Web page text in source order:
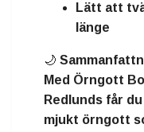
Lätt att
länge
🌙
Med Örngott
Redlunds får
mjukt örngott